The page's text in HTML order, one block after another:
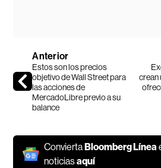
Anterior
Estos son los precios
objetivo de Wall Street para
las acciones de
MercadoLibre previo a su
balance
crean
ConviertaBloomberg Línea
noticiasaquí